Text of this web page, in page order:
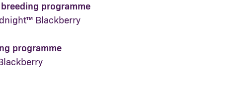
programme
Blackberry
programme